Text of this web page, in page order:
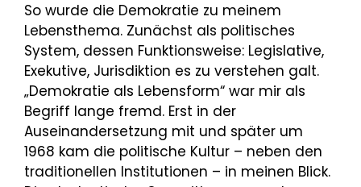
So wurde die Demokratie zu meinem
Lebensthema. Zunächst als politisches
System, dessen Funktionsweise: Legislative,
Exekutive, Jurisdiktion es zu verstehen galt.
„Demokratie als Lebensform“ war mir als
Begriff lange fremd. Erst in der
Auseinandersetzung mit und später um
1968 kam die politische Kultur – neben den
traditionellen Institutionen – in meinen Blick.